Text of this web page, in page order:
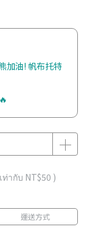
加油! 帆布托特
ากับ NT$50 )
運送方式